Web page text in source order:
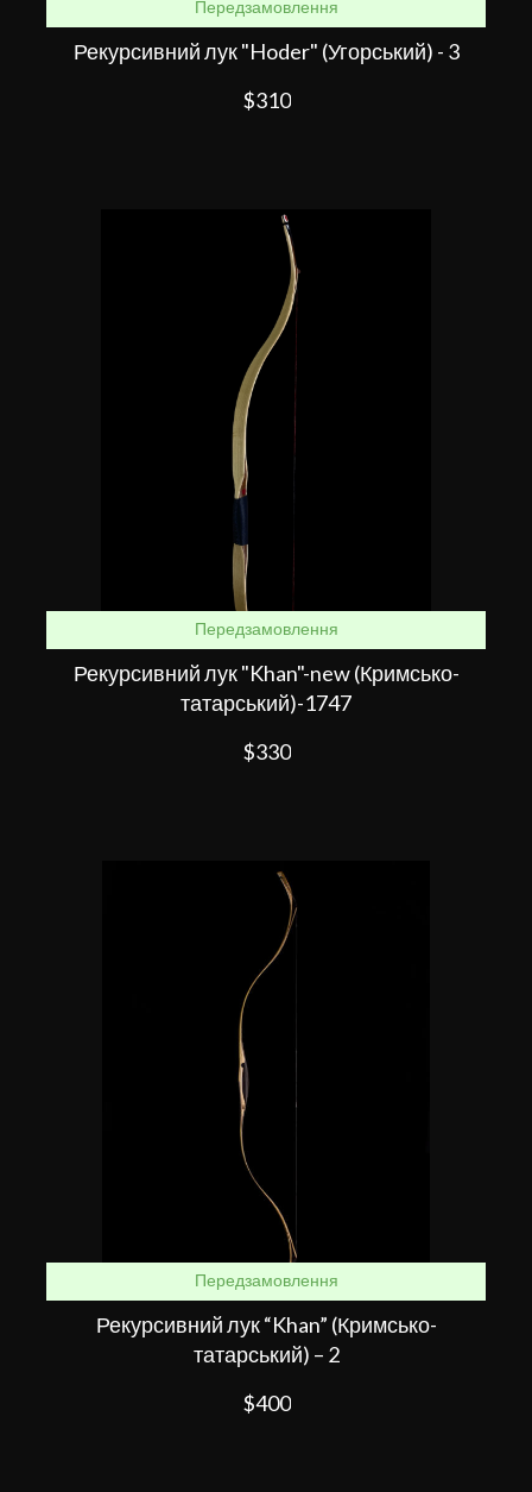
Передзамовлення
Рекурсивний лук "Hoder" (Угорський) - 3
$310
Передзамовлення
Рекурсивний лук "Khan"-new (Кримсько-
татарський)-1747
$330
Передзамовлення
Рекурсивний лук “Khan” (Кримсько-
татарський) – 2
$400